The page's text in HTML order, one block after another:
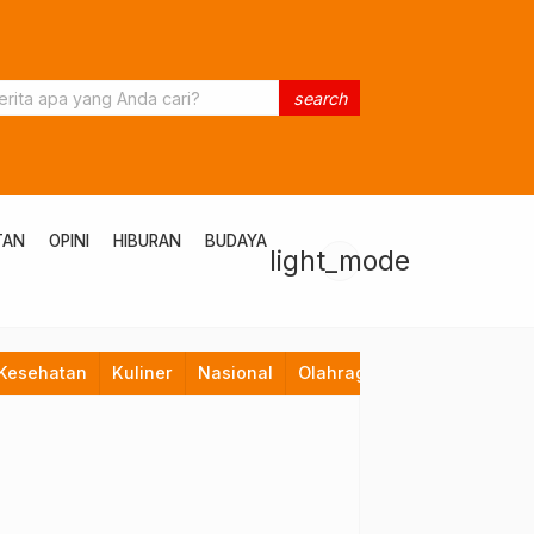
search
OPINI HIBURAN BUDAYA
light_mode
Kuliner Nasional Olahraga